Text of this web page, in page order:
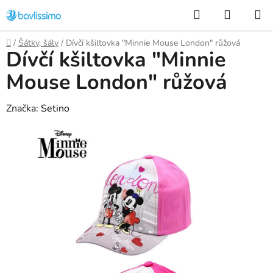
na
obsah
Hledat
KOŠÍK
Domů
/ Šátky, šály / Dívčí kšiltovka "Minnie Mouse London" růžová
Dívčí kšiltovka "Minnie
Mouse London" růžová
Značka: Setino